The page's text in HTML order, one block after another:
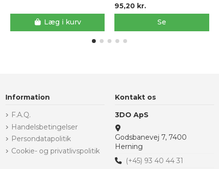
Læg i kurv
95,20 kr.
Se
Information
F.A.Q.
Handelsbetingelser
Persondatapolitik
Cookie- og privatlivspolitik
Kontakt os
3DO ApS
Godsbanevej 7, 7400
Herning
(+45) 93 40 44 31